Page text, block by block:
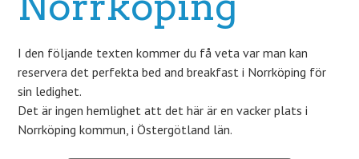
I den följande texten kommer du få veta var man kan
reservera det perfekta bed and breakfast i Norrköping för
sin ledighet.
Det är ingen hemlighet att det här är en vacker plats i
Norrköping kommun, i Östergötland län.